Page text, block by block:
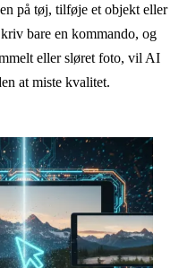
på tøj, tilføje et objekt eller
bare en kommando, og
eller sløret foto, vil AI
at miste kvalitet.